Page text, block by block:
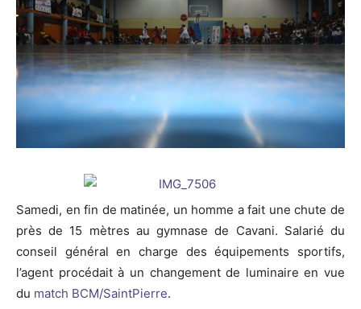
Samedi, en fin de matinée, un homme a fait une chute de
près de 15 mètres au gymnase de Cavani. Salarié du
conseil général en charge des équipements sportifs,
l’agent procédait à un changement de luminaire en vue
du match BCM/SaintPierre.